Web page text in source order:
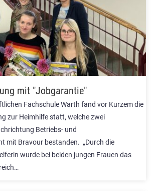
mit "Jobgarantie"
Fachschule Warth fand vor Kurzem die
zur Heimhilfe statt, welche zwei
Betriebs- und
mit Bravour bestanden. „Durch die
wurde bei beiden jungen Frauen das